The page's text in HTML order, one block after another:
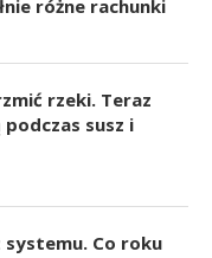
różne rachunki
rzeki. Teraz
susz i
systemu. Co roku